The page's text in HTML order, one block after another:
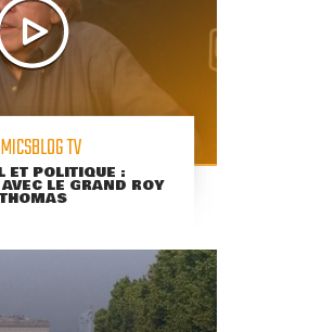
TV
ET POLITIQUE :
LE GRAND ROY
THOMAS